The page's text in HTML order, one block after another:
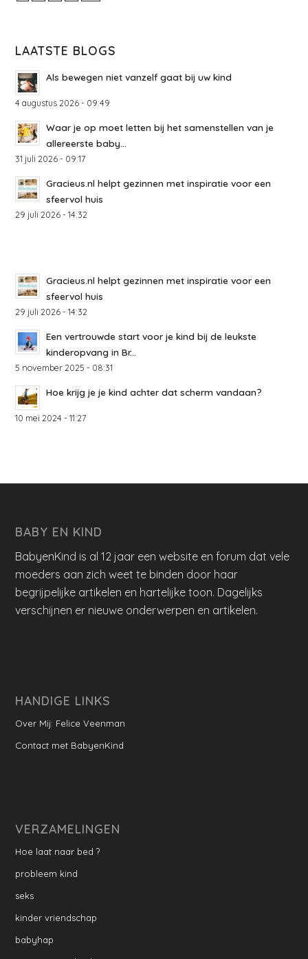
LAATSTE BLOGS
Als bewegen niet vanzelf gaat bij uw kind
4 augustus 2026 - 09:49
Waar je op moet letten bij het samenstellen van je
allereerste baby...
31 juli 2026 - 09:17
Gracieus.nl helpt gezinnen met inspiratie voor een
sfeervol huis
29 juli 2026 - 14:32
Gracieus.nl helpt gezinnen met inspiratie voor een
sfeervol huis
29 juli 2026 - 14:32
Een vertrouwde start voor je kind bij de leukste
kinderopvang in Br...
5 november 2025 - 08:31
Hoe krijg je je kind achter dat scherm vandaan?
10 mei 2024 - 11:27
BABY EN KIND
BabyenKind is al 12 jaar een website en forum dat vele
moeders aan zich weet te binden door haar
begrijpelijke artikelen en hartelijke toon. Dagelijks
verschijnen er nieuwe onderwerpen en artikelen.
HANDIGE LINKS
Over Mij: Felice Veenman
Contact met BabyenKind
VERZAMELINGEN
Hoe laat naar bed ?
probleem kind
seks
kinder vriendschap
babyhap